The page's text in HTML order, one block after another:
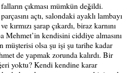
çıkması mümkün değildi.
parçasını açtı, salondaki ayaklı lambayı
kırmızı şarap çıkardı, biraz karnını
kendisini ciddiye almasını
müşterisi olsa şu işi şu tarihe kadar
de yapmak zorunda kalırdı. Bir
yoktu? Kendi kendine karar